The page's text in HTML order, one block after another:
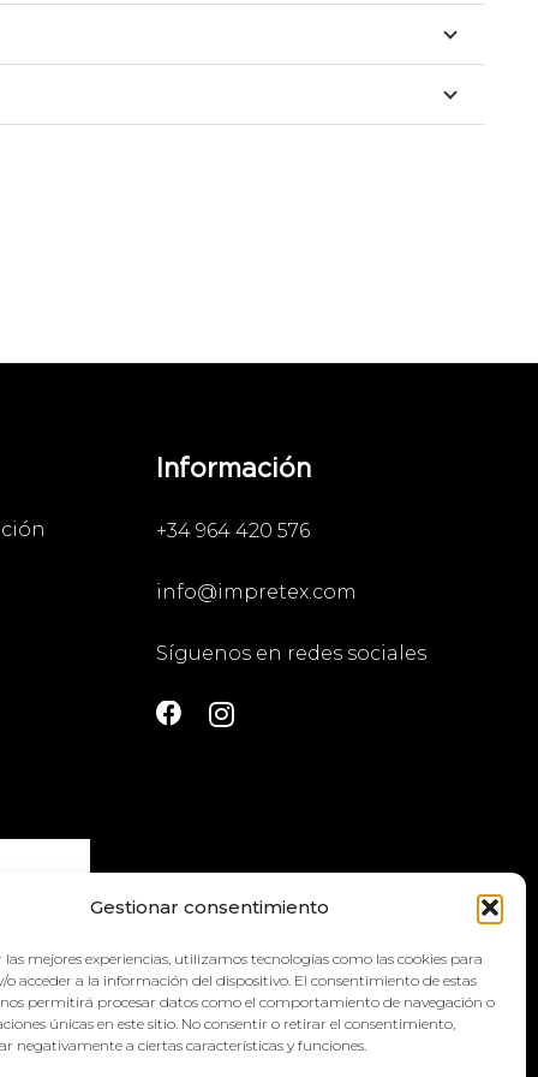
Gestionar consentimiento
las mejores experiencias, utilizamos tecnologías como las cookies para
o acceder a la información del dispositivo. El consentimiento de estas
permitirá procesar datos como el comportamiento de navegación o
únicas en este sitio. No consentir o retirar el consentimiento,
negativamente a ciertas características y funciones.
política
Información
+34 964 420 576
info@impretex.com
Síguenos en redes sociales